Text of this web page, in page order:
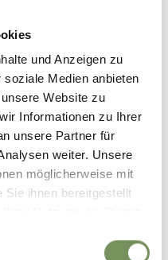
und Anzeigen zu
Medien anbieten
Website zu
Informationen zu Ihrer
unsere Partner für
weiter. Unsere
möglicherweise mit
Sie ihnen bereitgestellt